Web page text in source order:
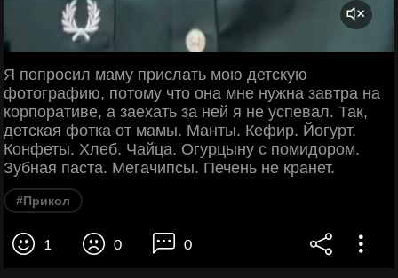
Я попросил маму прислать мою детскую
фотографию, потому что она мне нужна завтра на
корпоративе, а заехать за ней я не успевал. Так,
детская фотка от мамы. Манты. Кефир. Йогурт.
Конфеты. Хлеб. Чайца. Огурцыну с помидором.
Зубная паста. Мегачипсы. Печень не кранет.
#Прикол
1 0 0